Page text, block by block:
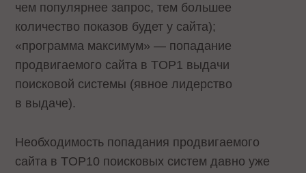
чем популярнее запрос, тем большее
количество показов будет у сайта);
«программа максимум» — попадание
продвигаемого сайта в TOP1 выдачи
поисковой системы (явное лидерство
в выдаче).
Необходимость попадания продвигаемого
сайта в TOP10 поисковых систем давно уже